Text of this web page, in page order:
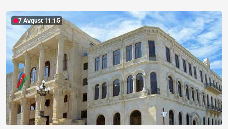
7 Avqust 11:15